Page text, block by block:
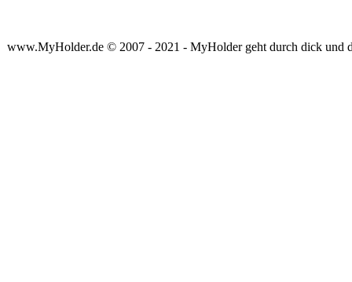
www.MyHolder.de © 2007 - 2021 - MyHolder geht durch dick und